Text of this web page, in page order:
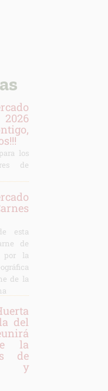
los
de
esta
de
por la
de la
del
la
de
y